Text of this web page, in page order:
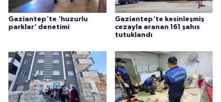
Gaziantep'te 'huzurlu
parklar' denetimi
Gaziantep'te kesinleşmiş
cezayla aranan 161 şahıs
tutuklandı